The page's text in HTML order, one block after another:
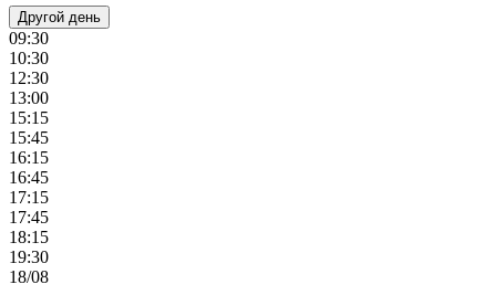
Другой день
09:30
10:30
12:30
13:00
15:15
15:45
16:15
16:45
17:15
17:45
18:15
19:30
18/08